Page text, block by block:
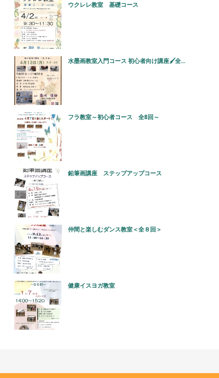
ウクレレ教室 基礎コース
水墨画教室入門コース 初心者向け講座🖌全...
フラ教室～初心者コース 全8回～
鉛筆画講座 ステップアップコース
仲間と楽しむダンス教室＜全８回＞
健康イスヨガ教室